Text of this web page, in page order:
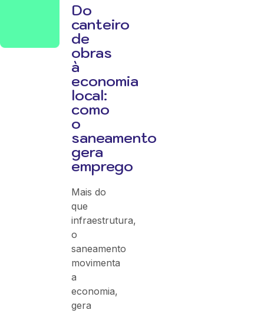
Do
canteiro
de
obras
à
economia
local:
como
o
saneamento
gera
emprego
Mais do
que
infraestrutura,
o
saneamento
movimenta
a
economia,
gera